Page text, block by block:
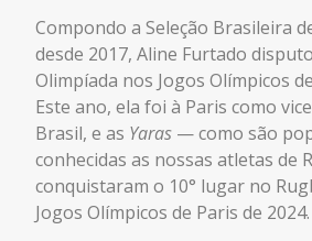
Compondo a Seleção Brasileira
desde 2017, Aline Furtado
Olimpíada nos Jogos Olímpicos
Este ano, ela foi à Paris como
Brasil, e as Yaras — como são
conhecidas as nossas atletas de
conquistaram o 10° lugar no
Jogos Olímpicos de Paris de 2024.